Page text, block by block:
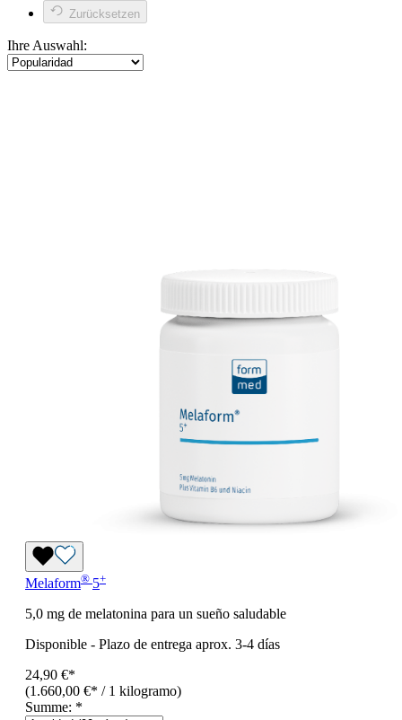
Zurücksetzen
Ihre Auswahl:
Melaform® 5+
5,0 mg de melatonina para un sueño saludable
Disponible - Plazo de entrega aprox. 3-4 días
24,90 €*
(1.660,00 €* / 1 kilogramo)
Summe: *